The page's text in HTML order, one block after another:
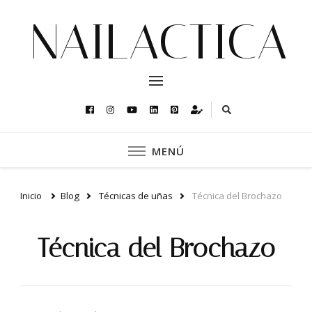
NAILACTICA
MENÚ
Inicio Blog Técnicas de uñas Técnica del Brochazo
Técnica del Brochazo